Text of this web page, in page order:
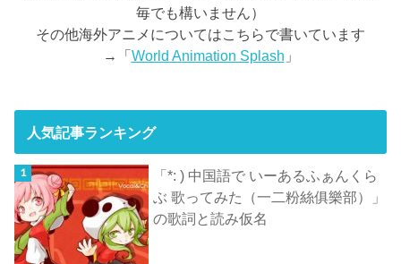
毎でも構いません）
その他海外アニメについてはこちらで書いています
→「World Animation Splash 」
人気記事ランキング
「*: ) 中国語で いーあるふぁんくら
ぶ 歌ってみた（一二粉絲俱樂部）」
の歌詞と読み仮名